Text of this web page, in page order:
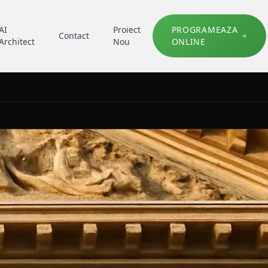
Contact
Proiect
Nou
PROGRAMEAZA
ONLINE